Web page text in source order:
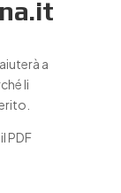
a
li
PDF